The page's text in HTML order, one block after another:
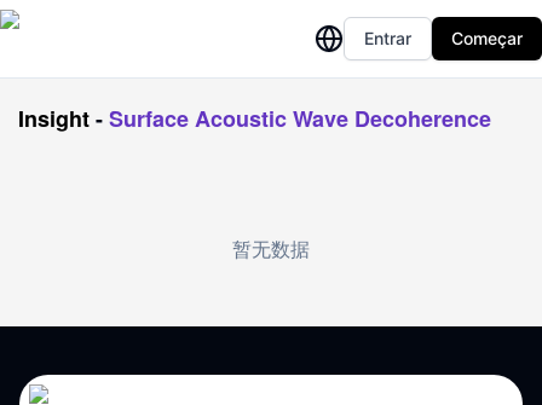
Entrar Começar
Insight-Surface Acoustic Wave Decoherence
暂无数据